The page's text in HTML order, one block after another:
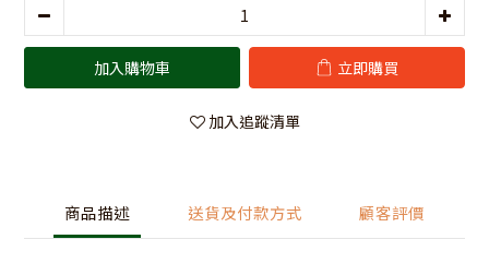
加入購物車 立即購買
加入追蹤清單
商品描述 送貨及付款方式 顧客評價